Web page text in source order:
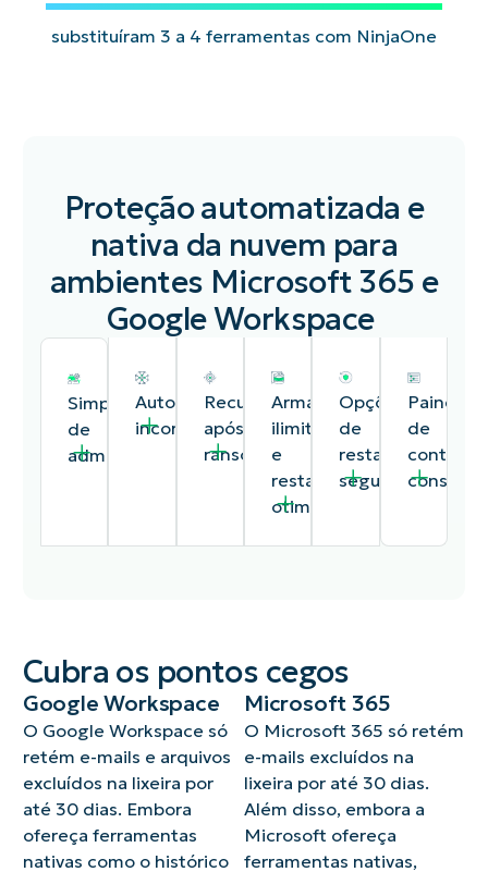
substituíram 3 a 4 ferramentas com NinjaOne
Proteção automatizada e
nativa da nuvem para
ambientes Microsoft 365 e
Google Workspace
Simples
de
administrar
A
configuração
a
operação
foram
projetadas
Automação
incorporada
Com
programações
automação
personalizáveis
e
políticas
granulares
Recuperação
após
ransomware
Defenda
de
seus
clientes
backups
Armazenamento
ilimitado
e
restaurações
otimizadas
Economize
em
de
armazenamento
com
espaço
ilimitado
Opções
de
restauração
segura
Utilize
a
aprimorada
para
localizar
e
restaurar
Painel
de
controle
backup
de
dados
Cubra os pontos cegos
Google Workspace
O Google Workspace só
retém e-mails e arquivos
excluídos na lixeira por
até 30 dias. Embora
ofereça ferramentas
nativas como o histórico
Microsoft 365
O Microsoft 365 só retém
e-mails excluídos na
lixeira por até 30 dias.
Além disso, embora a
Microsoft ofereça
ferramentas nativas,